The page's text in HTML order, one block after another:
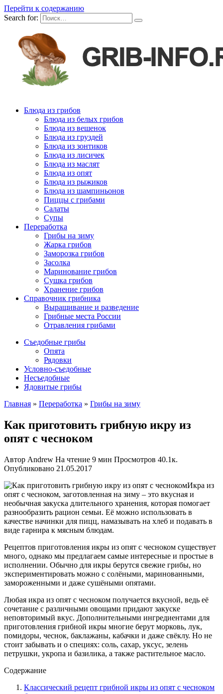
Перейти к содержанию
Search for:
Блюда из грибов
Блюда из белых грибов
Блюда из вешенок
Блюда из груздей
Блюда из зонтиков
Блюда из лисичек
Блюда из маслят
Блюда из опят
Блюда из рыжиков
Блюда из шампиньонов
Пиццы с грибами
Салаты
Супы
Переработка
Грибы на зиму
Жарка грибов
Заморозка грибов
Засолка
Маринование грибов
Сушка грибов
Хранение грибов
Справочник грибника
Выращивание и разведение
Грибные места России
Отравления грибами
Съедобные грибы
Опята
Рядовки
Условно-съедобные
Несъедобные
Ядовитые грибы
Главная » Переработка » Грибы на зиму
Как приготовить грибную икру из
опят с чесноком
Автор Andrew На чтение 9 мин Просмотров 40.1к.
Опубликовано 21.05.2017
Икра из
опят с чесноком, заготовленная на зиму – это вкусная и
необычная закуска длительного хранения, которая помогает
разнообразить рацион семьи. Её можно использовать в
качестве начинки для пицц, намазывать на хлеб и подавать в
виде гарнира к мясным блюдам.
Рецептов приготовления икры из опят с чесноком существует
много, однако мы предлагаем самые интересные и простые в
исполнении. Обычно для икры берутся свежие грибы, но
экспериментировать можно с солёными, маринованными,
замороженными и даже сушёными опятами.
Любая икра из опят с чесноком получается вкусной, ведь её
сочетание с различными овощами придают закуске
неповторимый вкус. Дополнительными ингредиентами для
приготовления грибной икры многие берут морковь, лук,
помидоры, чеснок, баклажаны, кабачки и даже свёклу. Но не
стоит забывать и о специях: соль, сахар, уксус, зелень
петрушки, укропа и базилика, а также растительное масло.
Содержание
Классический рецепт грибной икры из опят с чесноком